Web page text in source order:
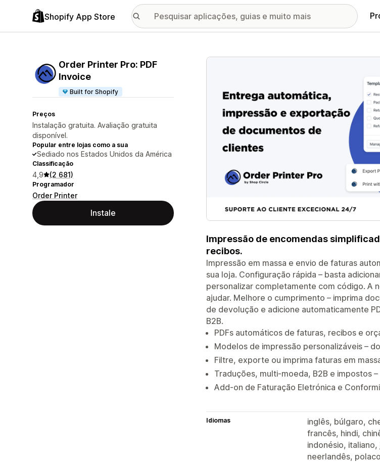
Shopify App Store
Order Printer Pro: PDF
Invoice
Built for Shopify
Preços
Instalação gratuita. Avaliação gratuita
disponível.
Popular entre lojas como a sua
Sediado nos Estados Unidos da América
Classificação
4,9 (2 681)
Programador
Order Printer
Instale
Galeria de imagens em destaque
Impressão de encomendas
recibos.
Impressão em massa e envio de faturas
sua loja. Configuração rápida – basta
personalizar completamente com código. A
ajudar. Melhore o cumprimento – imprima
de devolução e adicione automaticamente
B2B.
PDFs automáticos de faturas, recibos e
Modelos de impressão personalizáveis –
Filtre, exporte ou imprima faturas em
Traduções, multi-moeda, B2B e impostos
Add-on de Faturação Eletrónica e
Idiomas
inglês, búlgaro,
francês, hindi,
indonésio,
neerlandês,